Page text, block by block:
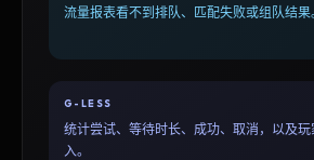
流量报表看不到排队、匹配失败或组队结果
G-LESS
统计尝试、等待时长、成功、取消，以及
入。